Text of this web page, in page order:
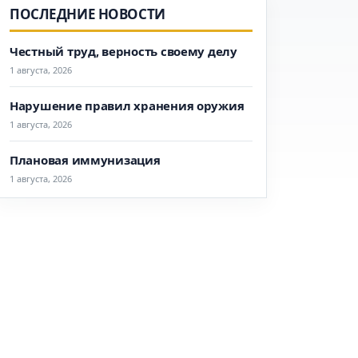
ПОСЛЕДНИЕ НОВОСТИ
Честный труд, верность своему делу
1 августа, 2026
Нарушение правил хранения оружия
1 августа, 2026
Плановая иммунизация
1 августа, 2026